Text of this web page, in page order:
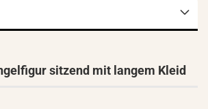
sitzend mit langem Kleid